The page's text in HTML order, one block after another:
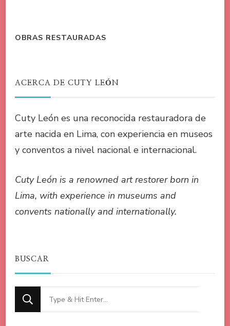
OBRAS RESTAURADAS
ACERCA DE CUTY LEÓN
Cuty León es una reconocida restauradora de
arte nacida en Lima, con experiencia en museos
y conventos a nivel nacional e internacional.
Cuty León is a renowned art restorer born in
Lima, with experience in museums and
convents nationally and internationally.
BUSCAR
Looking
for